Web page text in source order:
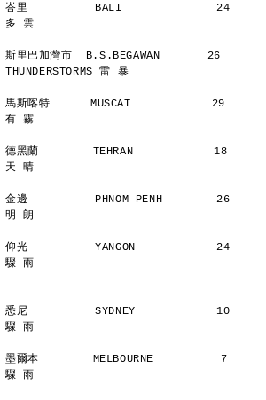
峇里          BALI              24
多 雲
斯里巴加灣市  B.S.BEGAWAN       26
THUNDERSTORMS 雷 暴
馬斯喀特      MUSCAT            29
有 霧
德黑蘭        TEHRAN            18
天 晴
金邊          PHNOM PENH        26
明 朗
仰光          YANGON            24
驟 雨
悉尼          SYDNEY            10
驟 雨
墨爾本        MELBOURNE          7
驟 雨